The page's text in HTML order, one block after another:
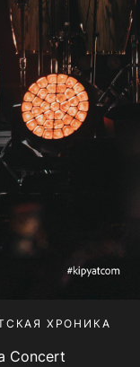
ХРОНИКА
Concert